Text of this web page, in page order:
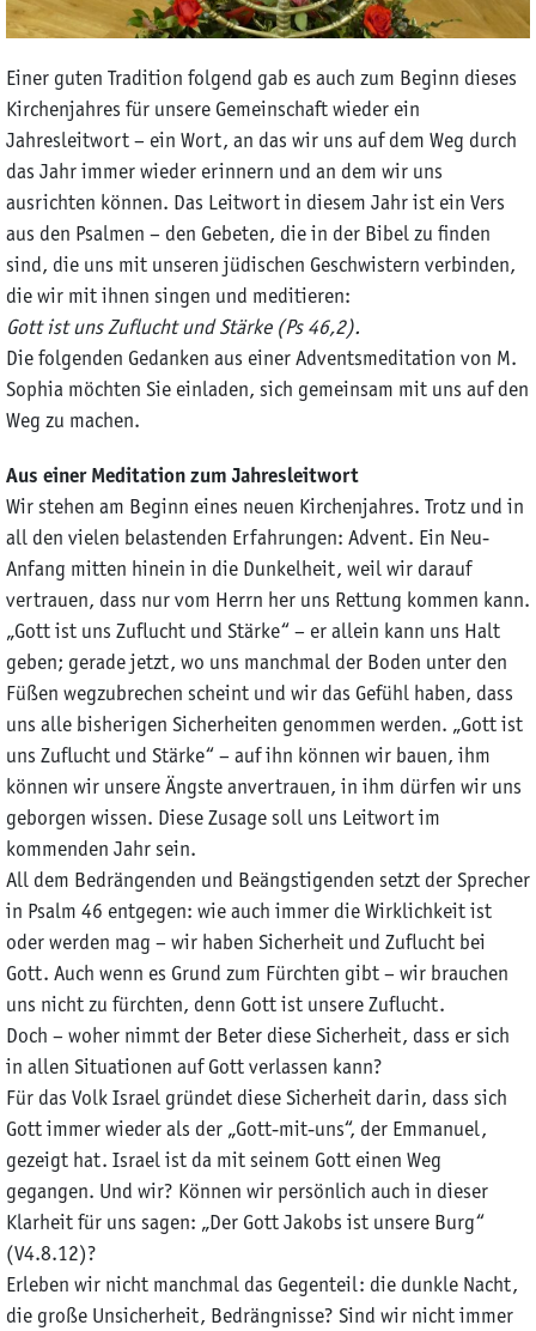
Einer guten Tradition folgend gab es auch zum Beginn dieses
Kirchenjahres für unsere Gemeinschaft wieder ein
Jahresleitwort – ein Wort, an das wir uns auf dem Weg durch
das Jahr immer wieder erinnern und an dem wir uns
ausrichten können. Das Leitwort in diesem Jahr ist ein Vers
aus den Psalmen – den Gebeten, die in der Bibel zu finden
sind, die uns mit unseren jüdischen Geschwistern verbinden,
die wir mit ihnen singen und meditieren:
Gott ist uns Zuflucht und Stärke (Ps 46,2).
Die folgenden Gedanken aus einer Adventsmeditation von M.
Sophia möchten Sie einladen, sich gemeinsam mit uns auf den
Weg zu machen.
Aus einer Meditation zum Jahresleitwort
Wir stehen am Beginn eines neuen Kirchenjahres. Trotz und in
all den vielen belastenden Erfahrungen: Advent. Ein Neu-
Anfang mitten hinein in die Dunkelheit, weil wir darauf
vertrauen, dass nur vom Herrn her uns Rettung kommen kann.
„Gott ist uns Zuflucht und Stärke“ – er allein kann uns Halt
geben; gerade jetzt, wo uns manchmal der Boden unter den
Füßen wegzubrechen scheint und wir das Gefühl haben, dass
uns alle bisherigen Sicherheiten genommen werden. „Gott ist
uns Zuflucht und Stärke“ – auf ihn können wir bauen, ihm
können wir unsere Ängste anvertrauen, in ihm dürfen wir uns
geborgen wissen. Diese Zusage soll uns Leitwort im
kommenden Jahr sein.
All dem Bedrängenden und Beängstigenden setzt der Sprecher
in Psalm 46 entgegen: wie auch immer die Wirklichkeit ist
oder werden mag – wir haben Sicherheit und Zuflucht bei
Gott. Auch wenn es Grund zum Fürchten gibt – wir brauchen
uns nicht zu fürchten, denn Gott ist unsere Zuflucht.
Doch – woher nimmt der Beter diese Sicherheit, dass er sich
in allen Situationen auf Gott verlassen kann?
Für das Volk Israel gründet diese Sicherheit darin, dass sich
Gott immer wieder als der „Gott-mit-uns“, der Emmanuel,
gezeigt hat. Israel ist da mit seinem Gott einen Weg
gegangen. Und wir? Können wir persönlich auch in dieser
Klarheit für uns sagen: „Der Gott Jakobs ist unsere Burg“
(V4.8.12)?
Erleben wir nicht manchmal das Gegenteil: die dunkle Nacht,
die große Unsicherheit, Bedrängnisse? Sind wir nicht immer